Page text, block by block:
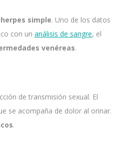
simple. Uno de los datos
con un análisis de sangre, el
venéreas.
de transmisión sexual. El
se acompaña de dolor al orinar.
.